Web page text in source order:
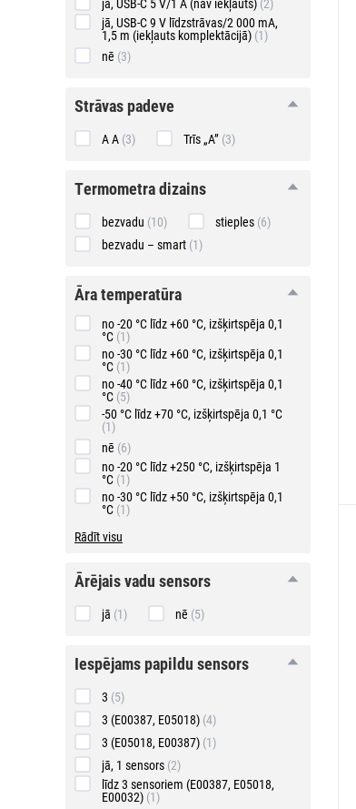
jā, USB-C 5 V/1 A (nav iekļauts) (2)
jā, USB-C 9 V līdzstrāvas/2 000 mA,
1,5 m (iekļauts komplektācijā) (1)
nē (3)
strāvas
padeve
strāvas padeve
A A (3) Trīs „A” (3)
termometra
dizains
termometra dizains
bezvadu (10) stieples (6)
bezvadu – smart (1)
āra
temperatūra
āra temperatūra
no -20 °C līdz +60 °C, izšķirtspēja 0,1
°C (1)
no -30 °C līdz +60 °C, izšķirtspēja 0,1
°C (1)
no -40 °C līdz +60 °C, izšķirtspēja 0,1
°C (5)
-50 °C līdz +70 °C, izšķirtspēja 0,1 °C
(1)
nē (6)
no -20 °C līdz +250 °C, izšķirtspēja 1
°C (1)
no -30 °C līdz +50 °C, izšķirtspēja 0,1
°C (1)
Rādīt visu
ārējais
vadu
sensors
ārējais vadu sensors
jā (1) nē (5)
iespējams
papildu
sensors
iespējams papildu sensors
3 (5)
3 (E00387, E05018) (4)
3 (E05018, E00387) (1)
jā, 1 sensors (2)
līdz 3 sensoriem (E00387, E05018,
E00032) (1)